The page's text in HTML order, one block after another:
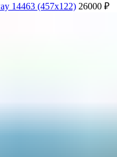
14463 (457х122) 26000 ₽